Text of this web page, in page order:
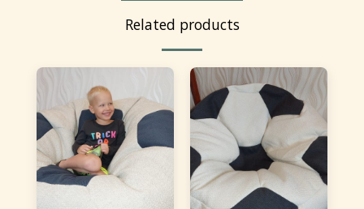
Related products